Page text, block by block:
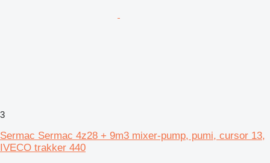
3
Sermac Sermac 4z28 + 9m3 mixer-pump, pumi, cursor 13,
IVECO trakker 440